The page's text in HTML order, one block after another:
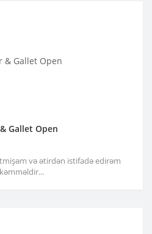
Gallet Open
və ətirdən istifadə edirəm